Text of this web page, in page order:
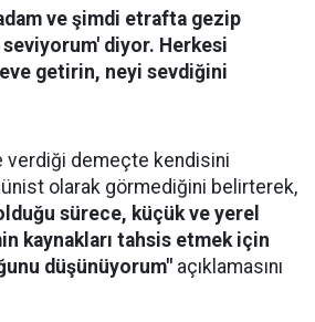
ve şimdi etrafta gezip
seviyorum' diyor. Herkesi
getirin, neyi sevdiğini
verdiği demeçte kendisini
olarak görmediğini belirterek,
sürece, küçük ve yerel
kaynakları tahsis etmek için
düşünüyorum" açıklamasını